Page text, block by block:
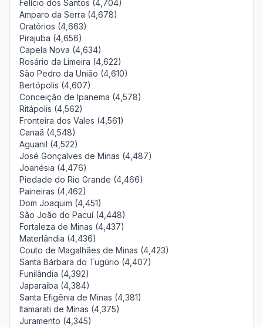
Felício dos Santos (4,704)
Amparo da Serra (4,678)
Oratórios (4,663)
Pirajuba (4,656)
Capela Nova (4,634)
Rosário da Limeira (4,622)
São Pedro da União (4,610)
Bertópolis (4,607)
Conceição de Ipanema (4,578)
Ritápolis (4,562)
Fronteira dos Vales (4,561)
Canaã (4,548)
Aguanil (4,522)
José Gonçalves de Minas (4,487)
Joanésia (4,476)
Piedade do Rio Grande (4,466)
Paineiras (4,462)
Dom Joaquim (4,451)
São João do Pacuí (4,448)
Fortaleza de Minas (4,437)
Materlândia (4,436)
Couto de Magalhães de Minas (4,423)
Santa Bárbara do Tugúrio (4,407)
Funilândia (4,392)
Japaraíba (4,384)
Santa Efigênia de Minas (4,381)
Itamarati de Minas (4,375)
Juramento (4,345)